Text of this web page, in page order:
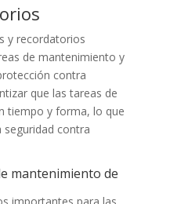
y recordatorios
de mantenimiento y
contra
que las tareas de
tiempo y forma, lo que
seguridad contra
mantenimiento de